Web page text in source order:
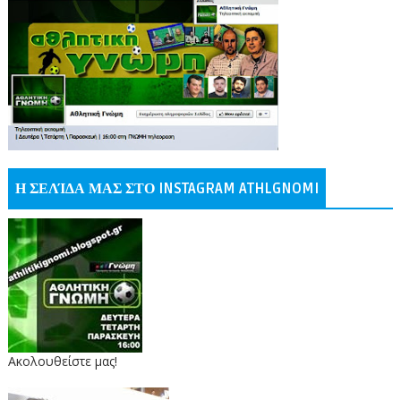
Η ΣΕΛΊΔΑ ΜΑΣ ΣΤΟ INSTAGRAM ATHLGNOMI
Ακολουθείστε μας!